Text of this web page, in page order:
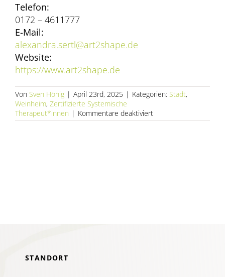
SEMINARE / KURSE
AKTUELLES
SERVICE
SUCHE
NACH:
Telefon:
0172 – 4611777
E-Mail:
alexandra.sertl@art2shape.de
Website:
https://www.art2shape.de
Von Sven Hönig | April 23rd, 2025 | Kategorien: Stadt,
Weinheim, Zertifizierte Systemische
Therapeut*innen | Kommentare deaktiviertfür
Alexandra
STANDORT